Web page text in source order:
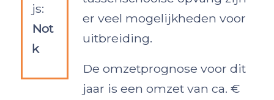
js:
Not
k
er veel mogelijkheden voor
uitbreiding.
De omzetprognose voor dit
jaar is een omzet van ca. €